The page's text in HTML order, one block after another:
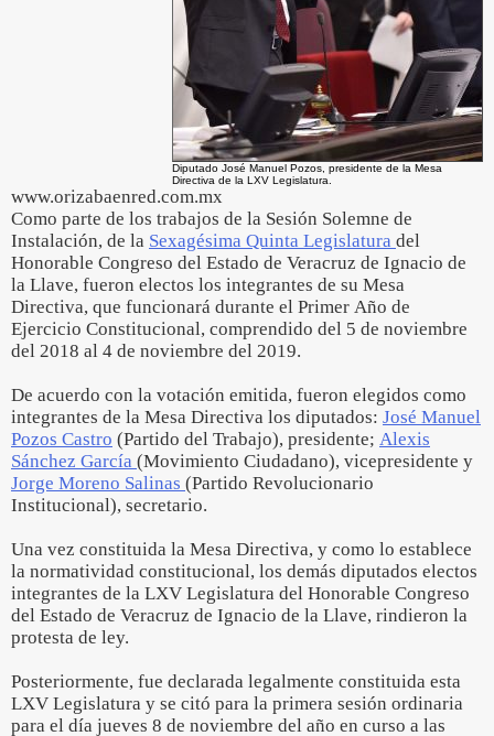
Diputado José Manuel Pozos, presidente de la Mesa
Directiva de la LXV Legislatura.
www.orizabaenred.com.mx
Como parte de los trabajos de la Sesión Solemne de
Instalación, de la Sexagésima Quinta Legislatura del
Honorable Congreso del Estado de Veracruz de Ignacio de
la Llave, fueron electos los integrantes de su Mesa
Directiva, que funcionará durante el Primer Año de
Ejercicio Constitucional, comprendido del 5 de noviembre
del 2018 al 4 de noviembre del 2019.
De acuerdo con la votación emitida, fueron elegidos como
integrantes de la Mesa Directiva los diputados: José Manuel
Pozos Castro (Partido del Trabajo), presidente; Alexis
Sánchez García (Movimiento Ciudadano), vicepresidente y
Jorge Moreno Salinas (Partido Revolucionario
Institucional), secretario.
Una vez constituida la Mesa Directiva, y como lo establece
la normatividad constitucional, los demás diputados electos
integrantes de la LXV Legislatura del Honorable Congreso
del Estado de Veracruz de Ignacio de la Llave, rindieron la
protesta de ley.
Posteriormente, fue declarada legalmente constituida esta
LXV Legislatura y se citó para la primera sesión ordinaria
para el día jueves 8 de noviembre del año en curso a las